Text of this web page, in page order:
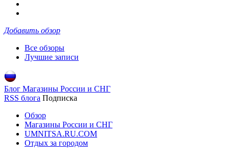
Добавить обзор
Все обзоры
Лучшие записи
Блог Магазины России и СНГ
RSS блога Подписка
Обзор
Магазины России и СНГ
UMNITSA.RU.COM
Отдых за городом